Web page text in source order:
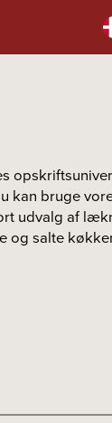
kan bruge
udvalg af
og salte